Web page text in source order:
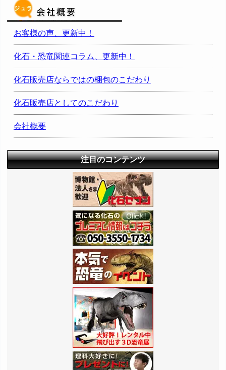
お客様の声、更新中！
化石・恐竜関連コラム、更新中！
化石販売店ならではの梱包のこだわり
化石販売店としてのこだわり
会社概要
注目のコンテンツ